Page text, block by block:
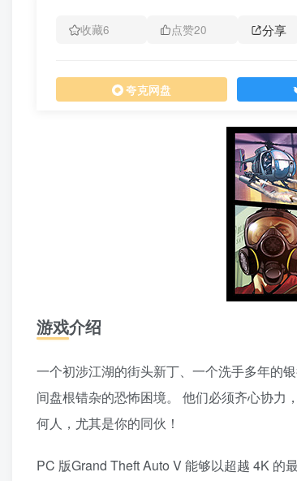
收藏6 点赞20 分享
夸克网盘
游戏介绍
一个初涉江湖的街头新丁、一个洗手多年的
间盘根错杂的恐怖困境。 他们必须齐心协力
何人，尤其是你的同伙！
PC 版Grand Theft Auto V 能够以超越 4K